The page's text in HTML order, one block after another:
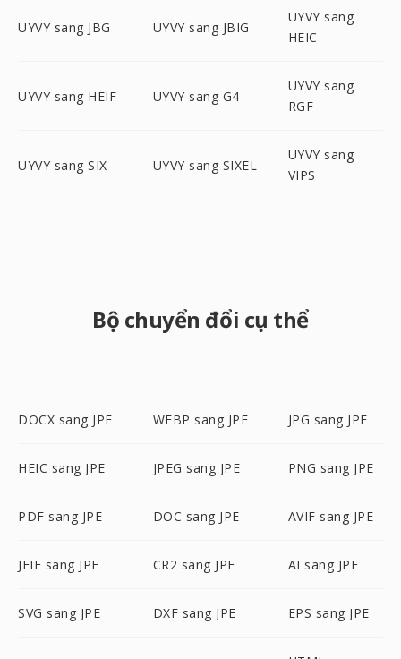
UYVY sang JBG UYVY sang JBIG
UYVY sang
HEIC
UYVY sang HEIF UYVY sang G4
UYVY sang
RGF
UYVY sang SIX UYVY sang SIXEL
UYVY sang
VIPS
Bộ chuyển đổi cụ thể
DOCX sang JPE WEBP sang JPE JPG sang JPE
HEIC sang JPE JPEG sang JPE PNG sang JPE
PDF sang JPE DOC sang JPE AVIF sang JPE
JFIF sang JPE CR2 sang JPE AI sang JPE
SVG sang JPE DXF sang JPE EPS sang JPE